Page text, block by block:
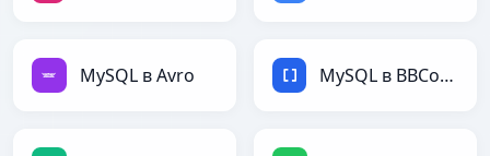
MySQL в Avro MySQL в BBCode